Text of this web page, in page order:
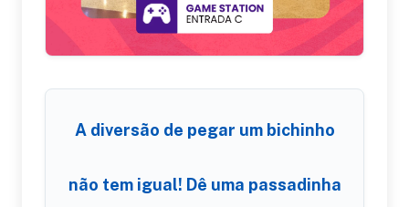
A diversão de pegar um bichinho
não tem igual! Dê uma passadinha